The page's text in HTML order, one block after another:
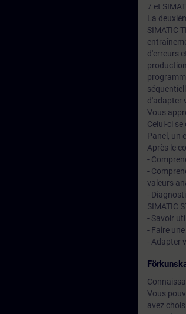
7 et
La
SIMATIC
d'erreurs
d'adapter
Vous
Celui-ci
Panel, un
Après le
-
-
valeurs
-
SIMATIC
- Savoir
- Faire
- Adapter
Vous
avez